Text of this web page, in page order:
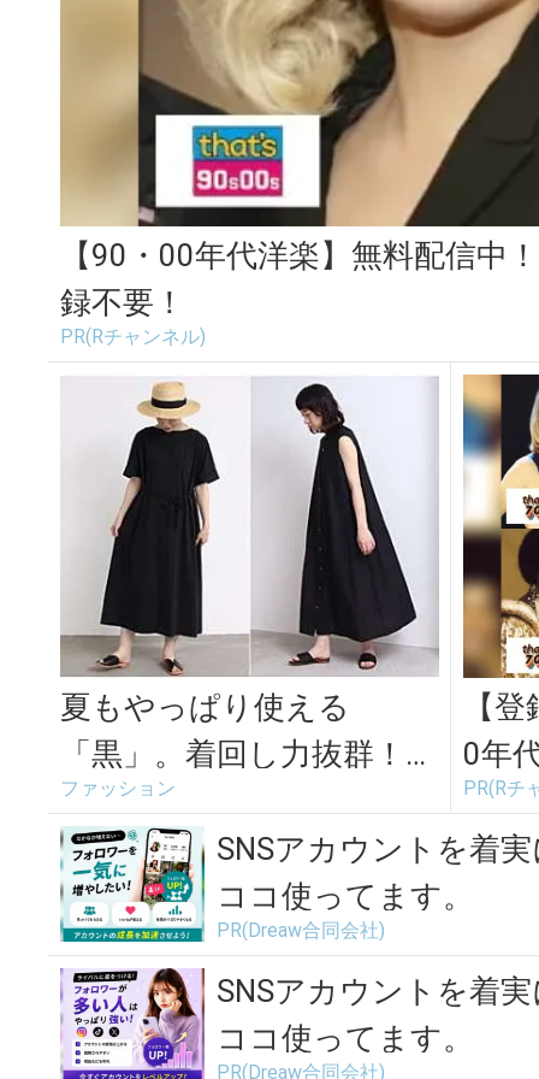
【90・00年代洋楽】無料配信中
録不要！
PR(Rチャンネル)
夏もやっぱり使える
「黒」。着回し力抜群！大
人の「黒ワンピース」5選
ファッション
【
0年
で見
PR(Rチ
SNSアカウントを着
ココ使ってます。
PR(Dreaw合同会社)
SNSアカウントを着
ココ使ってます。
PR(Dreaw合同会社)